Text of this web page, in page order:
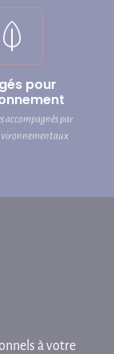
pour
accompagnés par
à votre